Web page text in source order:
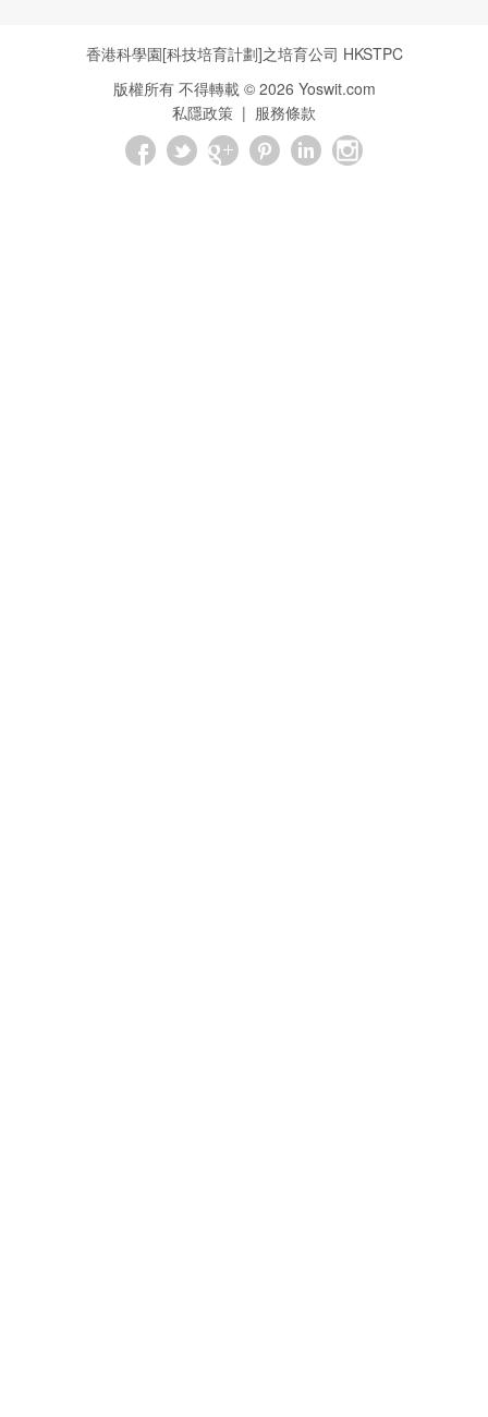
香港科學園[科技培育計劃]之培育公司 HKSTPC
版權所有 不得轉載 © 2026 Yoswit.com
私隱政策 | 服務條款